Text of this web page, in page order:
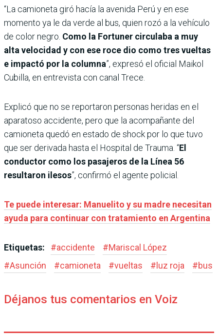
“La camioneta giró hacía la avenida Perú y en ese
momento ya le da verde al bus, quien rozó a la vehículo
de color negro. Como la Fortuner circulaba a muy
alta velocidad y con ese roce dio como tres vueltas
e impactó por la columna”, expresó el oficial Maikol
Cubilla, en entrevista con canal Trece.
Explicó que no se reportaron personas heridas en el
aparatoso accidente, pero que la acompañante del
camioneta quedó en estado de shock por lo que tuvo
que ser derivada hasta el Hospital de Trauma. “El
conductor como los pasajeros de la Línea 56
resultaron ilesos”, confirmó el agente policial.
Te puede interesar: Manuelito y su madre necesitan
ayuda para continuar con tratamiento en Argentina
Etiquetas: #accidente #Mariscal López
#Asunción #camioneta #vueltas #luz roja #bus
Déjanos tus comentarios en Voiz